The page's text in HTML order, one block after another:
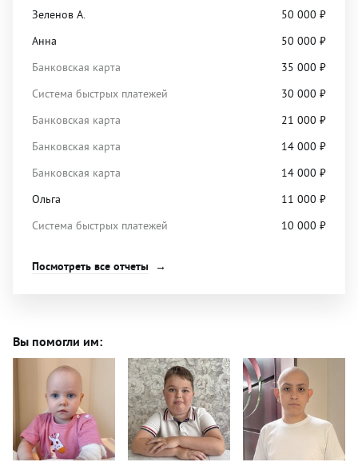
Зеленов А.
50 000 ₽
Анна
50 000 ₽
Банковская карта
35 000 ₽
Система быстрых платежей
30 000 ₽
Банковская карта
21 000 ₽
Банковская карта
14 000 ₽
Банковская карта
14 000 ₽
Ольга
11 000 ₽
Система быстрых платежей
10 000 ₽
Посмотреть все отчеты
Вы помогли им: